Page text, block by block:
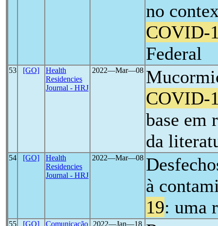
no
COVID-
Federal
53 [GO]
Health
Residencies
Journal - HRJ
2022―Mar―08
COVID-
base em
da
54 [GO]
Health
Residencies
Journal - HRJ
2022―Mar―08
à
19: uma
55 [GO]
Comunicação
2022―Jan―18